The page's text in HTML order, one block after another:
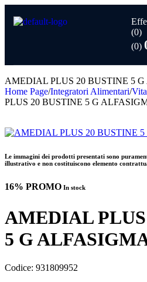
(0)
(0)
AMEDIAL PLUS 20 BUSTINE 5
Home Page/Integratori Alimentari/
PLUS 20 BUSTINE 5 G
Le immagini dei prodotti presentati sono
illustrativo e non costituiscono elemento
16% PROMO In stock
AMEDIAL
5 G
Codice: 931809952